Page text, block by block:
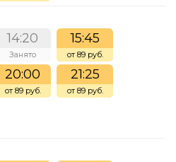
14:20
Занято
15:45
от 89 руб.
20:00
от 89 руб.
21:25
от 89 руб.